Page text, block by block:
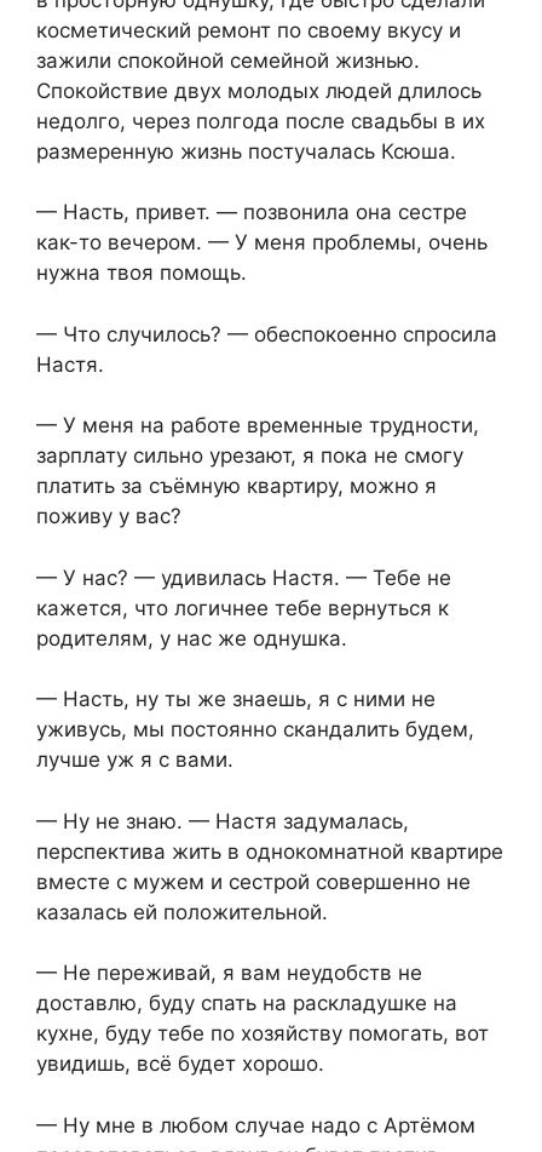
косметический ремонт по своему вкусу и
зажили спокойной семейной жизнью.
Спокойствие двух молодых людей длилось
недолго, через полгода после свадьбы в их
размеренную жизнь постучалась Ксюша.
— Насть, привет. — позвонила она сестре
как-то вечером. — У меня проблемы, очень
нужна твоя помощь.
— Что случилось? — обеспокоенно спросила
Настя.
— У меня на работе временные трудности,
зарплату сильно урезают, я пока не смогу
платить за съёмную квартиру, можно я
поживу у вас?
— У нас? — удивилась Настя. — Тебе не
кажется, что логичнее тебе вернуться к
родителям, у нас же однушка.
— Насть, ну ты же знаешь, я с ними не
уживусь, мы постоянно скандалить будем,
лучше уж я с вами.
— Ну не знаю. — Настя задумалась,
перспектива жить в однокомнатной квартире
вместе с мужем и сестрой совершенно не
казалась ей положительной.
— Не переживай, я вам неудобств не
доставлю, буду спать на раскладушке на
кухне, буду тебе по хозяйству помогать, вот
увидишь, всё будет хорошо.
— Ну мне в любом случае надо с Артёмом